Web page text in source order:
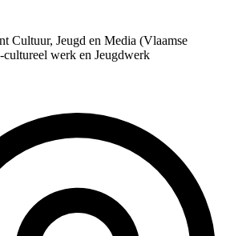
Cultuur, Jeugd en Media (Vlaamse
werk en Jeugdwerk